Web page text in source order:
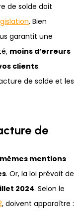
de solde doit
. Bien
garantit une
moins d’erreurs
clients.
de solde et les
de
mêmes mentions
. Or, la loi prévoit de
2024. Selon le
, doivent apparaître :